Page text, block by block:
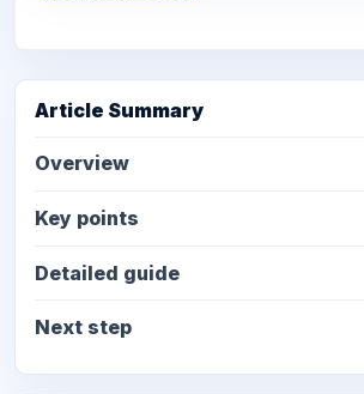
Article Summary
Overview
Key points
Detailed guide
Next step